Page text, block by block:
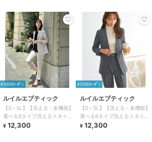
¥1000ｸｰﾎﾟﾝ
ルイルエブティック
【S～5L】【洗える・多機能】
選べる6タイプ洗えるスタイリ
ッシュビジネススーツパンツセ
¥ 12,300
¥1000ｸｰﾎﾟﾝ
ルイルエブティック
【S～5L】【洗える・多機能】
選べる6タイプ洗えるスタイリ
ッシュビジネススーツパンツセ
¥ 12,300